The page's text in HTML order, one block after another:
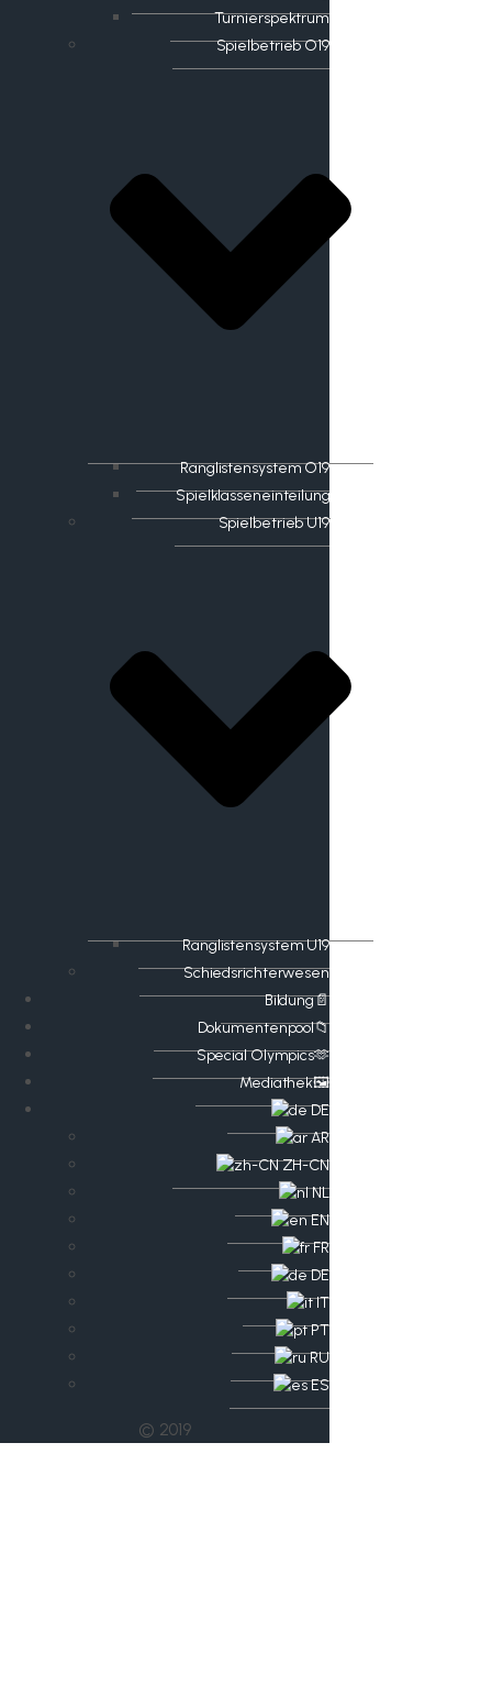
Turnierspektrum
Spielbetrieb O19
Ranglistensystem O19
Spielklasseneinteilung
Spielbetrieb U19
Ranglistensystem U19
Schiedsrichterwesen
Bildung📄
Dokumentenpool📁
​​Special Olympics🫶
Mediathek🖼️​
DE
AR
ZH-CN
NL
EN
FR
DE
IT
PT
RU
ES
© 2019